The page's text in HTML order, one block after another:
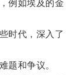
例如埃及的金
时代，深入了
和争议。